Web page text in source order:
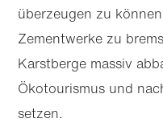
überzeugen zu
Zementwerke zu
Karstberge massiv
Ökotourismus und
setzen.